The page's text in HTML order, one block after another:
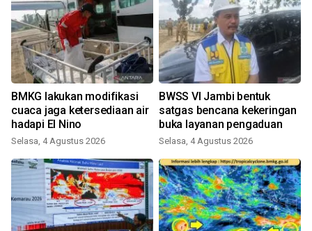
BMKG lakukan modifikasi
cuaca jaga ketersediaan air
hadapi El Nino
Selasa, 4 Agustus 2026
BWSS VI Jambi bentuk
satgas bencana kekeringan
buka layanan pengaduan
Selasa, 4 Agustus 2026